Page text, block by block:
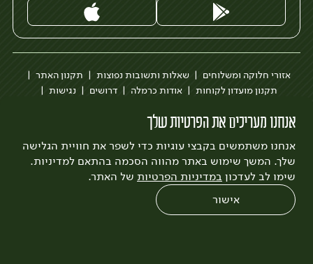
אנחנו מעריכים את הפרטיות שלך
אנחנו משתמשים בקבצי עוגיות כדי לשפר את חוויית הגלישה
שלך. המשך שימוש באתר מהווה הסכמה בהתאם למדיניות.
שימו לב לעדכון במדיניות הפרטיות של האתר.
אישור
אזורי חלוקה ומשלוחים שאלות ותשובות נפוצות
תקנון האתר
תקנון מועדון לקוחות
אודות כרמלה דרושים
נגישות
לצפייה בעדכון מדיניות פרטיות
עיצוב:3bears פיתוח:Quatro